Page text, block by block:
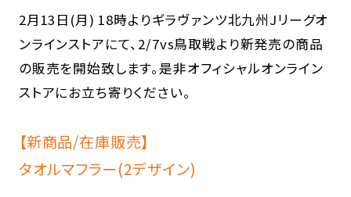
2月13日(月) 18時よりギラヴァンツ北九州Jリーグオ
ンラインストアにて、2/7vs鳥取戦より新発売の商品
の販売を開始致します。是非オフィシャルオンライン
ストアにお立ち寄りください。
【新商品/在庫販売】
タオルマフラー(2デザイン)